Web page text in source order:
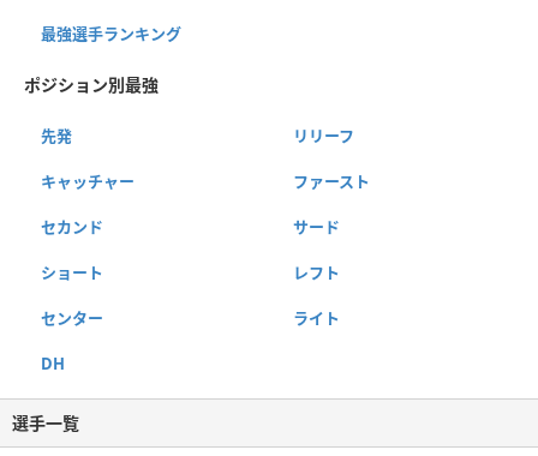
最強選手ランキング
ポジション別最強
先発 リリーフ
キャッチャー ファースト
セカンド サード
ショート レフト
センター ライト
DH
選手一覧